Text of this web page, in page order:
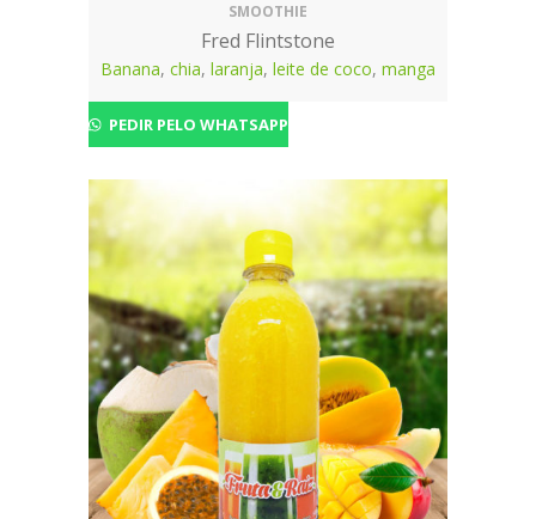
SMOOTHIE
Fred Flintstone
Banana, chia, laranja, leite de coco, manga
PEDIR PELO WHATSAPP